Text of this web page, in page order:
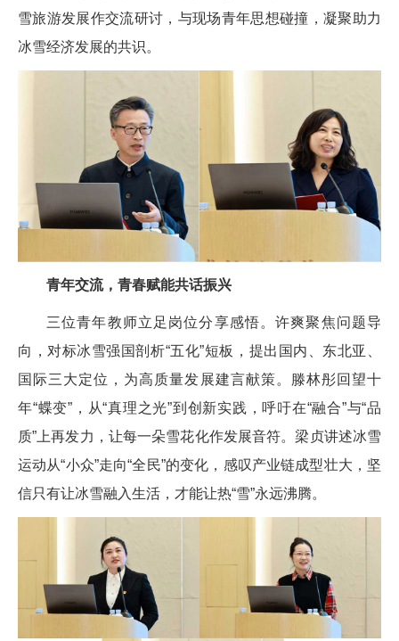
雪旅游发展作交流研讨，与现场青年思想碰撞，凝聚助力
冰雪经济发展的共识。
青年交流，青春赋能共话振兴
三位青年教师立足岗位分享感悟。许爽聚焦问题导
向，对标冰雪强国剖析“五化”短板，提出国内、东北亚、
国际三大定位，为高质量发展建言献策。滕林彤回望十
年“蝶变”，从“真理之光”到创新实践，呼吁在“融合”与“品
质”上再发力，让每一朵雪花化作发展音符。梁贞讲述冰雪
运动从“小众”走向“全民”的变化，感叹产业链成型壮大，坚
信只有让冰雪融入生活，才能让热“雪”永远沸腾。